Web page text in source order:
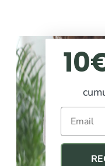
Nettoyant et
Démaquillant
Email